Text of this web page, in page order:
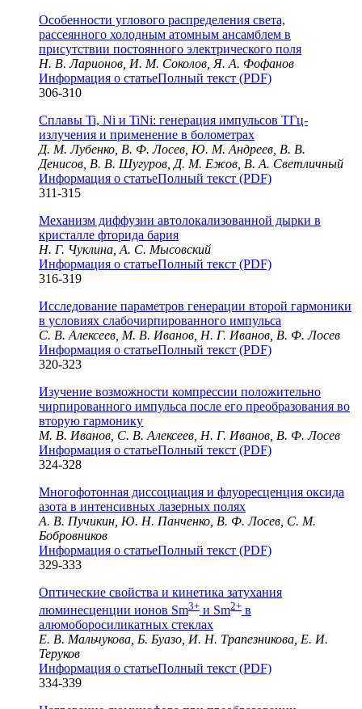
Особенности углового распределения света,
рассеянного холодным атомным ансамблем в
присутствии постоянного электрического поля
Н. В. Ларионов, И. М. Соколов, Я. А. Фофанов
Информация о статьеПолный текст (PDF)
306-310
Сплавы Ti, Ni и TiNi: генерация импульсов ТГц-
излучения и применение в болометрах
Д. М. Лубенко, В. Ф. Лосев, Ю. М. Андреев, В. В.
Денисов, В. В. Шугуров, Д. М. Ежов, В. А. Светличный
Информация о статьеПолный текст (PDF)
311-315
Механизм диффузии автолокализованной дырки в
кристалле фторида бария
Н. Г. Чуклина, А. С. Мысовский
Информация о статьеПолный текст (PDF)
316-319
Исследование параметров генерации второй гармоники
в условиях слабочирпированного импульса
С. В. Алексеев, М. В. Иванов, Н. Г. Иванов, В. Ф. Лосев
Информация о статьеПолный текст (PDF)
320-323
Изучение возможности компрессии положительно
чирпированного импульса после его преобразования во
вторую гармонику
М. В. Иванов, С. В. Алексеев, Н. Г. Иванов, В. Ф. Лосев
Информация о статьеПолный текст (PDF)
324-328
Многофотонная диссоциация и флуоресценция оксида
азота в интенсивных лазерных полях
А. В. Пучикин, Ю. Н. Панченко, В. Ф. Лосев, С. М.
Бобровников
Информация о статьеПолный текст (PDF)
329-333
Оптические свойства и кинетика затухания
люминесценции ионов Sm3+ и Sm2+ в
алюмоборосиликатных стеклах
Е. В. Мальчукова, Б. Буазо, И. Н. Трапезникова, Е. И.
Теруков
Информация о статьеПолный текст (PDF)
334-339